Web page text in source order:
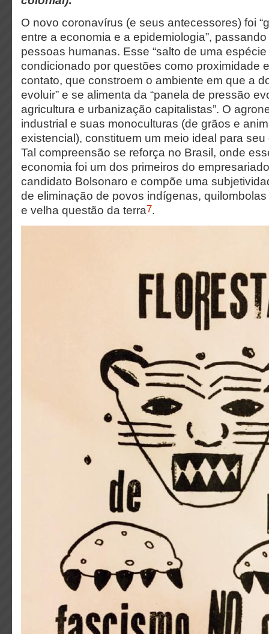
O novo coronavírus (e seus antecessores) foi
entre a economia e a epidemiologia”,
pessoas humanas. Esse “salto de uma
condicionado por questões como proximidade
contato, que constroem o ambiente em que a
evoluir” e se alimenta da “panela de pressão
agricultura e urbanização capitalistas”. O
industrial e suas monoculturas (de grãos e
existencial), constituem um meio ideal para
Tal compreensão se reforça no Brasil, onde
economia foi um dos primeiros do
candidato Bolsonaro e compõe uma
de eliminação de povos indígenas,
e velha questão da terra7.